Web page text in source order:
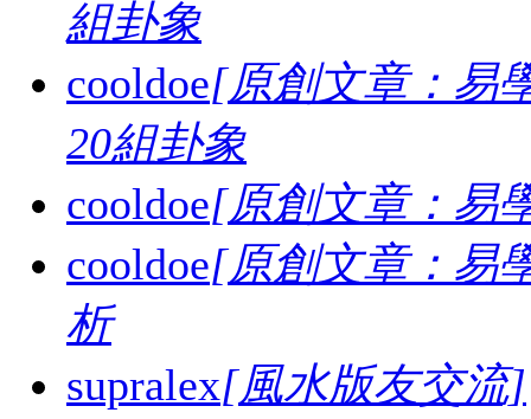
組卦象
cooldoe[原創文章：易
20組卦象
cooldoe[原創文章：易
cooldoe[原創文章：易
析
supralex[風水版友交流]